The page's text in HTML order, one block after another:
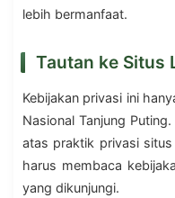
lebih bermanfaat.
Tautan ke Situs
Kebijakan privasi ini
Nasional Tanjung
atas praktik privasi
harus membaca
yang dikunjungi.